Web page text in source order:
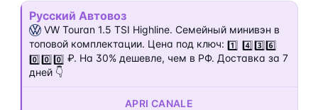
Русский Автовоз
VW Touran 1.5 TSI Highline. Семейный минивэн в
топовой комплектации. Цена под ключ: 1️⃣ 4️⃣3️⃣6️⃣
0️⃣0️⃣0️⃣ ₽. На 30% дешевле, чем в РФ. Доставка за 7
дней 👇
APRI CANALE